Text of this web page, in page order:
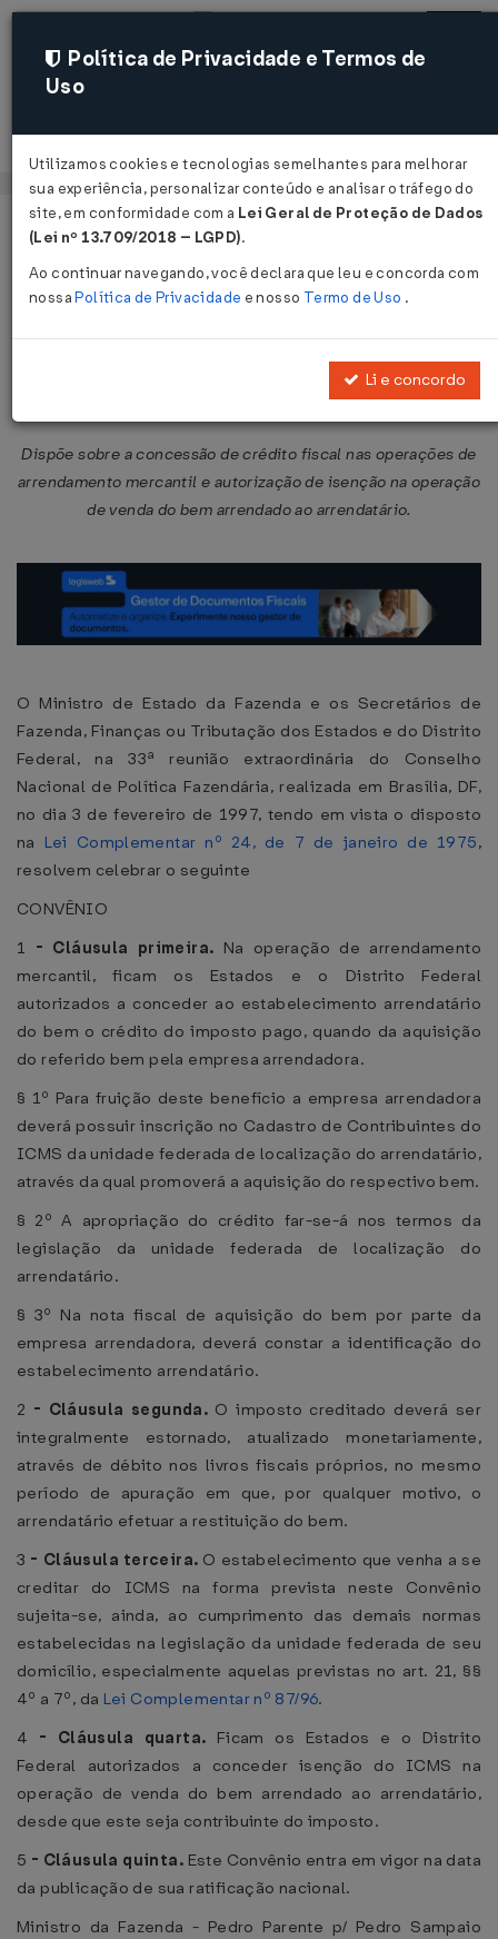
Acessar
Página Inicial Legislações
Convênio ICMS Nº 4 DE
Dispõe sobre a concessão de crédito fiscal nas operações de
arrendamento mercantil e autorização de isenção na operação
de venda do bem arrendado ao arrendatário.
O Ministro de Estado da Fazenda e os Secretários de
Fazenda, Finanças ou Tributação dos Estados e do Distrito
Federal, na 33ª reunião extraordinária do Conselho
Nacional de Política Fazendária, realizada em Brasília, DF,
no dia 3 de fevereiro de 1997, tendo em vista o disposto
na Lei Complementar nº 24, de 7 de janeiro de 1975,
resolvem celebrar o seguinte
CONVÊNIO
1 - Cláusula primeira. Na operação de arrendamento
mercantil, ficam os Estados e o Distrito Federal
autorizados a conceder ao estabelecimento arrendatário
do bem o crédito do imposto pago, quando da aquisição
do referido bem pela empresa arrendadora.
§ 1º Para fruição deste benefício a empresa arrendadora
deverá possuir inscrição no Cadastro de Contribuintes do
ICMS da unidade federada de localização do arrendatário,
através da qual promoverá a aquisição do respectivo bem.
§ 2º A apropriação do crédito far-se-á nos termos da
legislação da unidade federada de localização do
arrendatário.
§ 3º Na nota fiscal de aquisição do bem por parte da
empresa arrendadora, deverá constar a identificação do
estabelecimento arrendatário.
2 - Cláusula segunda. O imposto creditado deverá ser
integralmente estornado, atualizado monetariamente,
através de débito nos livros fiscais próprios, no mesmo
período de apuração em que, por qualquer motivo, o
arrendatário efetuar a restituição do bem.
3 - Cláusula terceira. O estabelecimento que venha a se
creditar do ICMS na forma prevista neste Convênio
sujeita-se, ainda, ao cumprimento das demais normas
estabelecidas na legislação da unidade federada de seu
domicílio, especialmente aquelas previstas no art. 21, §§
4º a 7º, da Lei Complementar nº 87/96.
4 - Cláusula quarta. Ficam os Estados e o Distrito
Federal autorizados a conceder isenção do ICMS na
operação de venda do bem arrendado ao arrendatário,
desde que este seja contribuinte do imposto.
5 - Cláusula quinta. Este Convênio entra em vigor na data
da publicação de sua ratificação nacional.
Ministro da Fazenda - Pedro Parente p/ Pedro Sampaio
Política de Privacidade e Termos de
Uso
Utilizamos cookies e tecnologias semelhantes para melhorar
sua experiência, personalizar conteúdo e analisar o tráfego do
site, em conformidade com a Lei Geral de Proteção de Dados
(Lei nº 13.709/2018 – LGPD).
Ao continuar navegando, você declara que leu e concorda com
nossaPolítica de Privacidade e nosso Termo de Uso .
Li e concordo